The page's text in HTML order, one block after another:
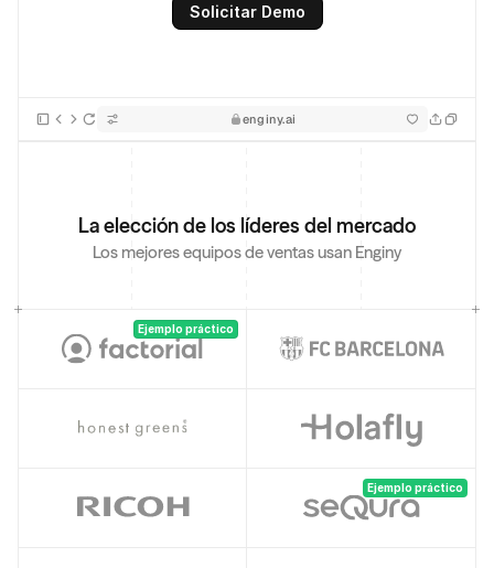
Solicitar Demo
enginy.ai
La elección de los líderes del mercado
Los mejores equipos de ventas usan Enginy
Ejemplo práctico
Ejemplo práctico